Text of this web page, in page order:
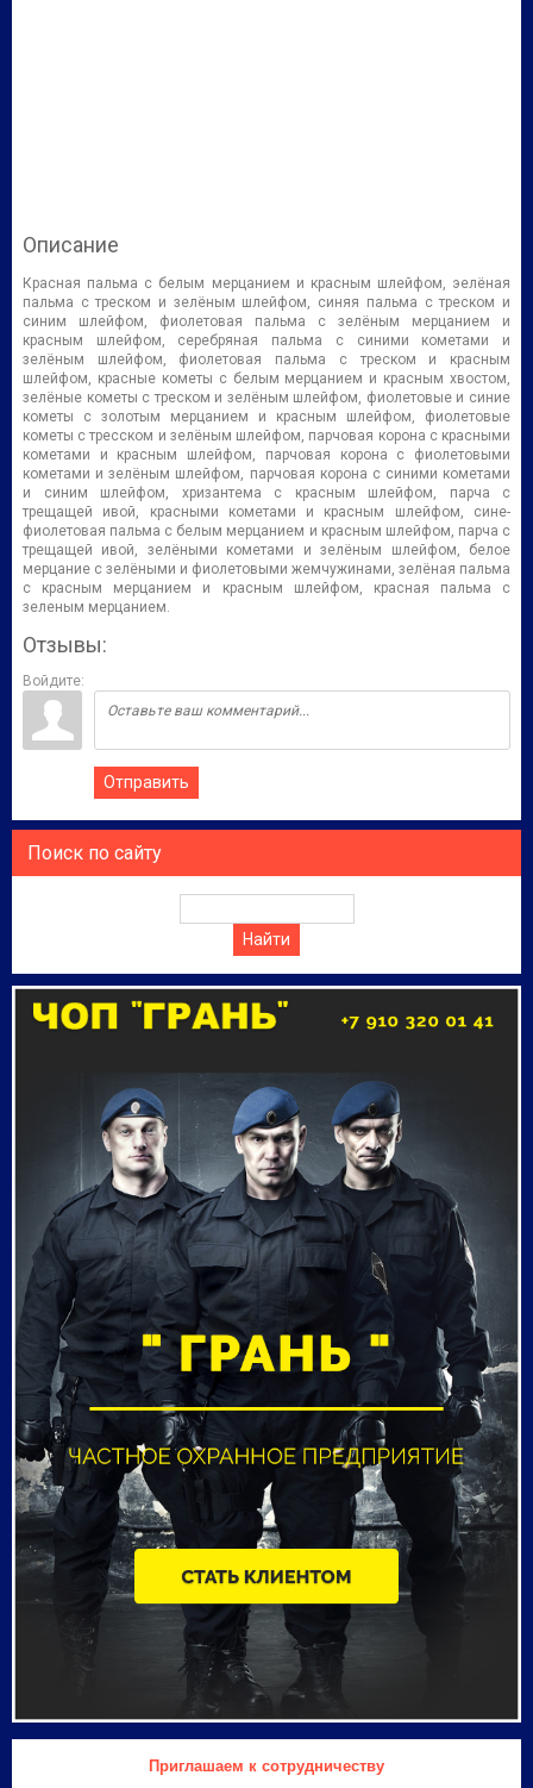
Описание
Красная пальма с белым мерцанием и красным шлейфом, эелёная
пальма с треском и зелёным шлейфом, синяя пальма с треском и
синим шлейфом, фиолетовая пальма с зелёным мерцанием и
красным шлейфом, серебряная пальма с синими кометами и
зелёным шлейфом, фиолетовая пальма с треском и красным
шлейфом, красные кометы с белым мерцанием и красным хвостом,
зелёные кометы с треском и зелёным шлейфом, фиолетовые и синие
кометы с золотым мерцанием и красным шлейфом, фиолетовые
кометы с тресском и зелёным шлейфом, парчовая корона с красными
кометами и красным шлейфом, парчовая корона с фиолетовыми
кометами и зелёным шлейфом, парчовая корона с синими кометами
и синим шлейфом, хризантема с красным шлейфом, парча с
трещащей ивой, красными кометами и красным шлейфом, сине-
фиолетовая пальма с белым мерцанием и красным шлейфом, парча с
трещащей ивой, зелёными кометами и зелёным шлейфом, белое
мерцание с зелёными и фиолетовыми жемчужинами, зелёная пальма
с красным мерцанием и красным шлейфом, красная пальма с
зеленым мерцанием.
Отзывы:
Войдите:
Отправить
Поиск по сайту
Приглашаем к сотрудничеству